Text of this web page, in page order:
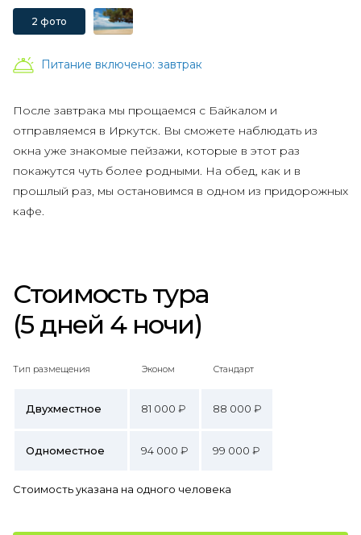
берег Ольхона с высоты птичьего полёта. А после обеда
вас ждёт ещё один сюрприз: поездка на
Более современное название этого места - Мыс Любви.
В Хужир вы вернетесь ближе к вечеру. Оставшееся
время предлагаем посвятить походу по сувенирным
лавкам или прогулке по берегу Байкала.
2 фото
Питание включено: завтрак
После завтрака мы прощаемся с Байкалом и
отправляемся в Иркутск. Вы сможете наблюдать из
окна уже знакомые пейзажи, которые в этот раз
покажутся чуть более родными. На обед, как и в
прошлый раз, мы остановимся в одном из придорожных
кафе.
Стоимость тура
(5 дней 4 ночи)
Тип размещения Эконом Стандарт
Двухместное 81 000 ₽ 88 000 ₽
Одноместное 94 000 ₽ 99 000 ₽
Стоимость указана на одного человека